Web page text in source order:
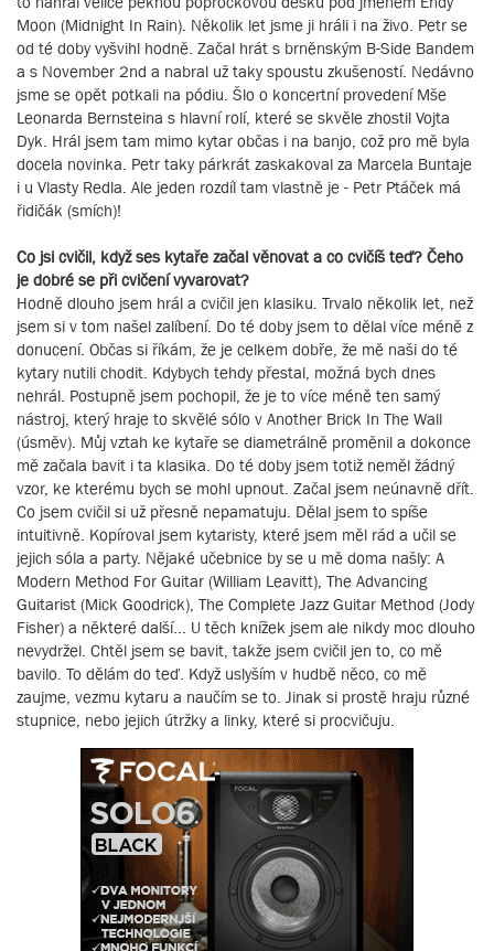
Moon (Midnight In Rain). Několik let jsme ji hráli i na živo. Petr se
od té doby vyšvihl hodně. Začal hrát s brněnským B-Side Bandem
a s November 2nd a nabral už taky spoustu zkušeností. Nedávno
jsme se opět potkali na pódiu. Šlo o koncertní provedení Mše
Leonarda Bernsteina s hlavní rolí, které se skvěle zhostil Vojta
Dyk. Hrál jsem tam mimo kytar občas i na banjo, což pro mě byla
docela novinka. Petr taky párkrát zaskakoval za Marcela Buntaje
i u Vlasty Redla. Ale jeden rozdíl tam vlastně je - Petr Ptáček má
řidičák (smích)!
Co jsi cvičil, když ses kytaře začal věnovat a co cvičíš teď? Čeho
je dobré se při cvičení vyvarovat?
Hodně dlouho jsem hrál a cvičil jen klasiku. Trvalo několik let, než
jsem si v tom našel zalíbení. Do té doby jsem to dělal více méně z
donucení. Občas si říkám, že je celkem dobře, že mě naši do té
kytary nutili chodit. Kdybych tehdy přestal, možná bych dnes
nehrál. Postupně jsem pochopil, že je to více méně ten samý
nástroj, který hraje to skvělé sólo v Another Brick In The Wall
(úsměv). Můj vztah ke kytaře se diametrálně proměnil a dokonce
mě začala bavit i ta klasika. Do té doby jsem totiž neměl žádný
vzor, ke kterému bych se mohl upnout. Začal jsem neúnavně dřít.
Co jsem cvičil si už přesně nepamatuju. Dělal jsem to spíše
intuitivně. Kopíroval jsem kytaristy, které jsem měl rád a učil se
jejich sóla a party. Nějaké učebnice by se u mě doma našly: A
Modern Method For Guitar (William Leavitt), The Advancing
Guitarist (Mick Goodrick), The Complete Jazz Guitar Method (Jody
Fisher) a některé další... U těch knížek jsem ale nikdy moc dlouho
nevydržel. Chtěl jsem se bavit, takže jsem cvičil jen to, co mě
bavilo. To dělám do teď. Když uslyším v hudbě něco, co mě
zaujme, vezmu kytaru a naučím se to. Jinak si prostě hraju různé
stupnice, nebo jejich útržky a linky, které si procvičuju.